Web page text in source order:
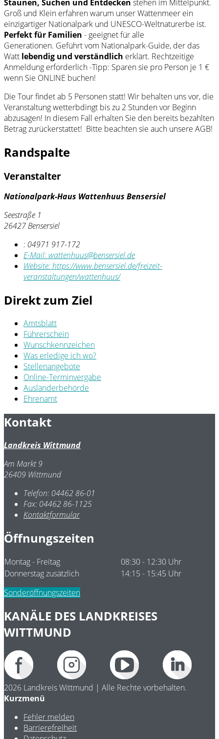
Staunen, Suchen und Entdecken stehen im Mittelpunkt.
Groß und Klein erfahren warum unser Wattenmeer ein
einzigartiger Nationalpark und UNESCO-Weltnaturerbe ist.
Perfekt für Familien - geeignet für alle
Generationen. Geführt vom Nationalpark-Guide, der das
Watt lebendig und verständlich erklärt. Rechtzeitige
Anmeldung erforderlich -Tipp: Sparen sie pro Person je 1 €
wenn Sie ONLINE buchen!
Die Tour findet ab 5 Personen statt! Wir behalten uns vor, die
Veranstaltung wetterbdingt bis zu 2 Stunden vor Beginn
abzusagen! In diesem Fall erhalten Sie den bereits bezahlten
Betrag zurückerstattet! Bitte beachten sie auch unsere AGB!
Randspalte
Veranstalter
Nationalpark-Haus Wattenhuus Bensersiel
Seestraße 1
26427 Bensersiel
: 04971 917-172
E-Mail: wattenhuus@bensersiel.de
Website:https://www.bensersiel.de/freizeit-
veranstaltungen/wattenhuus/
Direkt zum Ziel
Amtsblatt
Führerschein
Wunschkennzeichen
Was erledige ich wo?
Stellenangebote
Online-Terminvergabe
Ausländerbehörde
Ehrenamt
Kontakt
Landkreis Wittmund
Am Markt 9
26409 Wittmund
Telefon: 04462 86-01
Fax: 04462 86-1125
Kontaktformular
Öffnungszeiten
Montag - Freitag
08:30 - 12:30 Uhr
Donnerstag zusätzlich
14:15 - 15:45 Uhr
Sonderöffnungszeiten
KANÄLE DES LANDKREISES
WITTMUND
2026 Landkreis Wittmund | Alle Rechte vorbehalten.
Kurzmenü
Fehler melden
Barrierefreiheit